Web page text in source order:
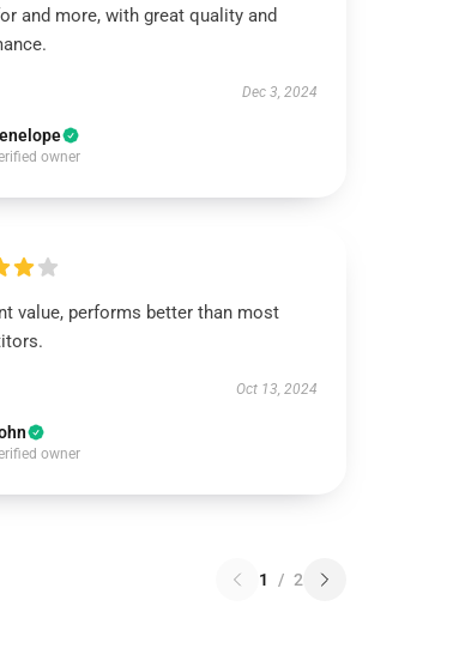
and more, with great quality and
Dec 3, 2024
owner
value, performs better than most
Oct 13, 2024
owner
1 / 2